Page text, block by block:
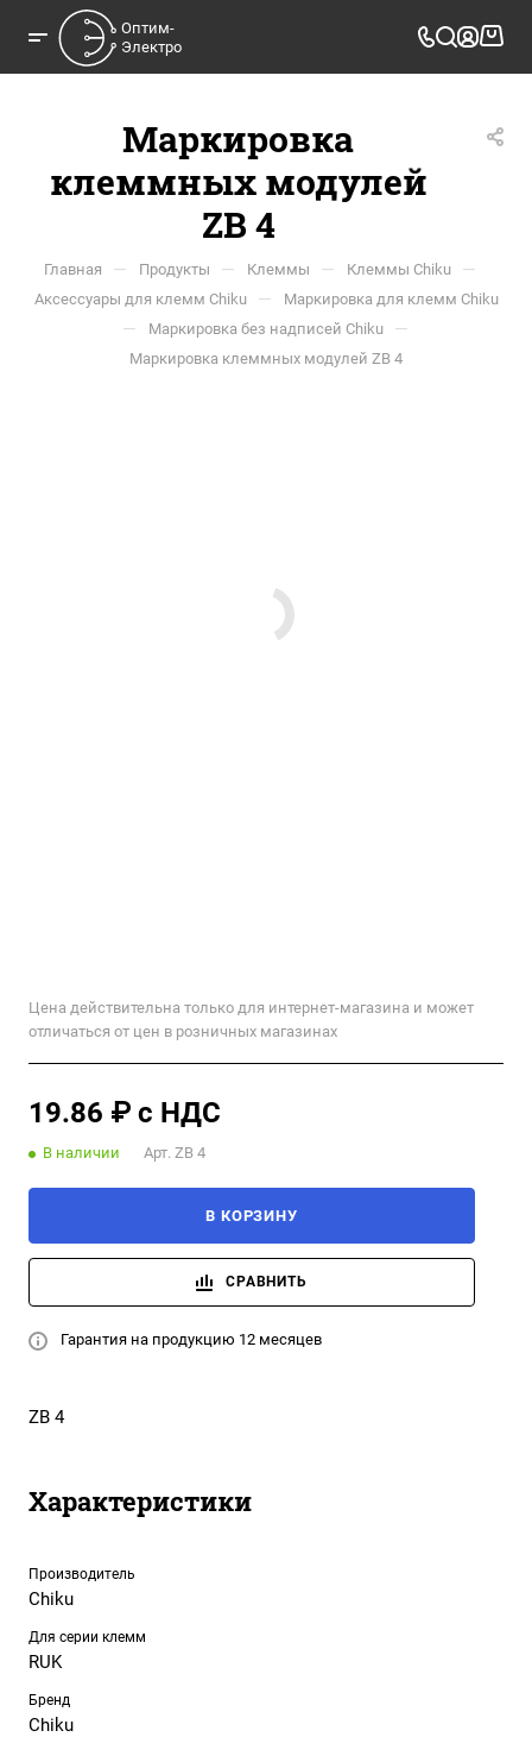
Оптим-
Электро
Маркировка
клеммных модулей
ZB 4
Главная — Продукты — Клеммы — Клеммы Chiku —
Аксессуары для клемм Chiku — Маркировка для клемм Chiku
— Маркировка без надписей Chiku —
Маркировка клеммных модулей ZB 4
Цена действительна только для интернет-магазина и может
отличаться от цен в розничных магазинах
19.86 ₽ с НДС
В наличии Арт. ZB 4
В КОРЗИНУ
СРАВНИТЬ
Гарантия на продукцию 12 месяцев
ZB 4
Характеристики
Производитель
Chiku
Для серии клемм
RUK
Бренд
Chiku